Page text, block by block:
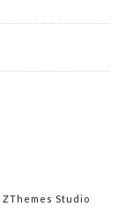
ZThemes Studio